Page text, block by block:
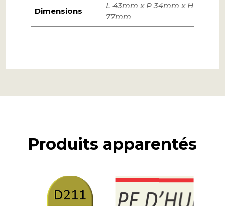
Dimensions
L 43mm x P 34mm x H
77mm
Produits apparentés